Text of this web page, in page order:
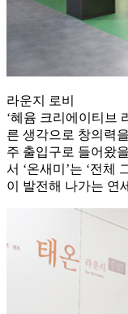
라운지 로비
‘혜윰 크리에이티브
른 생각으로 창의력
주 출입구로 들어왔
서 ‘온새미’는 ‘전체
이 발전해 나가는 연